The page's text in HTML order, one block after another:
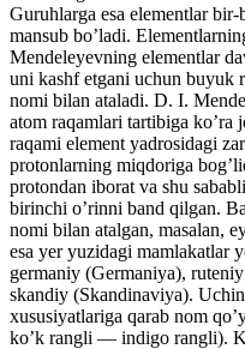
Guruhlarga esa elementlar bir-
mansub bo’ladi.
Mendeleyevning elementlar
uni kashf etgani uchun
nomi bilan ataladi. D. I.
atom raqamlari tartibiga
raqami element yadrosidagi
protonlarning miqdoriga
protondan iborat va shu
birinchi o’rinni band qilgan.
nomi bilan atalgan, masalan,
esa yer yuzidagi mamlakatlar
germaniy (Germaniya),
skandiy (Skandinaviya).
xususiyatlariga qarab nom
ko’k rangli — indigo rangli).